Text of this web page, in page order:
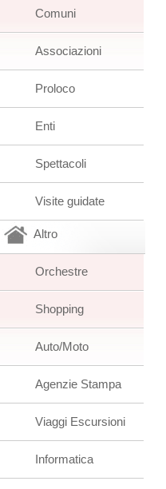
Comuni
Associazioni
Proloco
Enti
Spettacoli
Visite guidate
Altro
Orchestre
Shopping
Auto/Moto
Agenzie Stampa
Viaggi Escursioni
Informatica